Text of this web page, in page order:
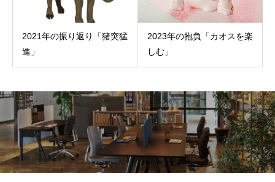
2021年の振り返り「猪突猛
進」
2023年の抱負「カオスを楽
しむ」